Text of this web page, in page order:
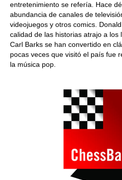
entretenimiento se refería. Hace
abundancia de canales de
videojuegos y otros comics.
calidad de las historias atrajo a los
Carl Barks se han convertido en
pocas veces que visitó el país fue
la música pop.